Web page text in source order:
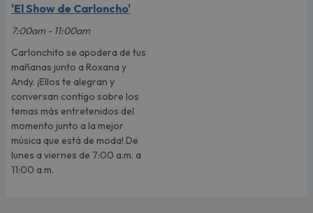
'El Show de Carloncho'
7:00am - 11:00am
Carlonchito se apodera de tus
mañanas junto a Roxana y
Andy. ¡Ellos te alegran y
conversan contigo sobre los
temas más entretenidos del
momento junto a la mejor
música que está de moda! De
lunes a viernes de 7:00 a.m. a
11:00 a.m.